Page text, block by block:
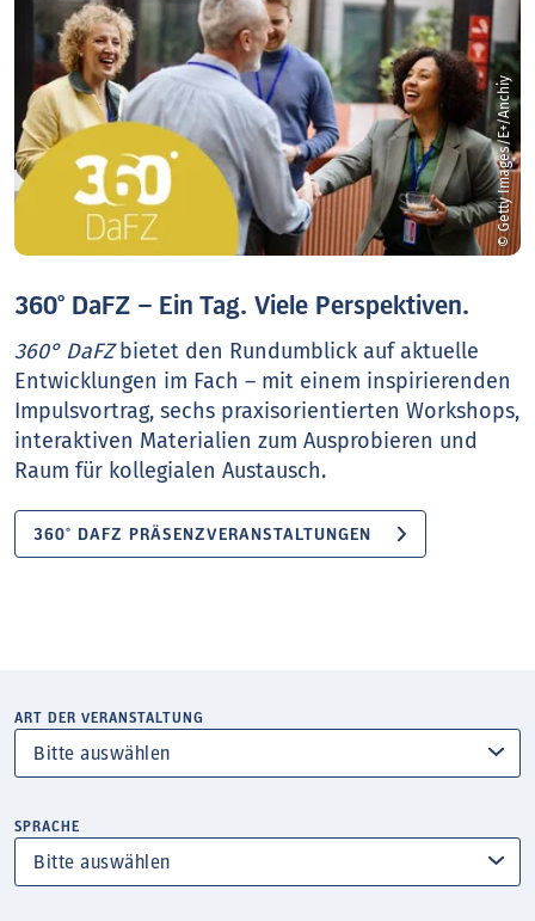
© Getty Images/E+/Anchiy
360° DaFZ – Ein Tag. Viele Perspektiven.
360° DaFZbietet den Rundumblick auf aktuelle
Entwicklungen im Fach – mit einem inspirierenden
Impulsvortrag, sechs praxisorientierten Workshops,
interaktiven Materialien zum Ausprobieren und
Raum für kollegialen Austausch.
360° DAFZ PRÄSENZVERANSTALTUNGEN
ART DER VERANSTALTUNG
SPRACHE